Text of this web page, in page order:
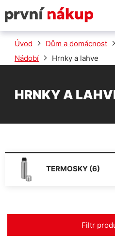
Úvod Dům a domácnost
Nádobí
Hrnky a lahve
HRNKY A
TERMOSKY (6)
Filtr